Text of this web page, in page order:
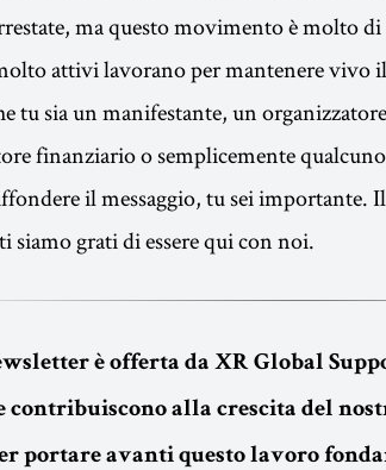
ma questo movimento è molto
attivi lavorano per mantenere vivo
tu sia un manifestante, un
finanziario o semplicemente
il messaggio, tu sei importante.
siamo grati di essere qui con noi.
è offerta da XR Global
alla crescita del
portare avanti questo lavoro